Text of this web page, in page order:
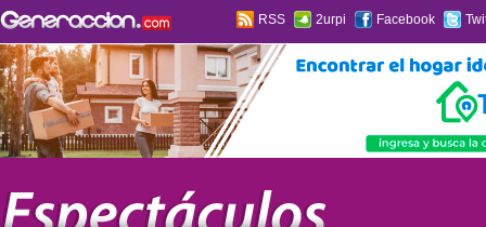
RSS 2urpi Facebook